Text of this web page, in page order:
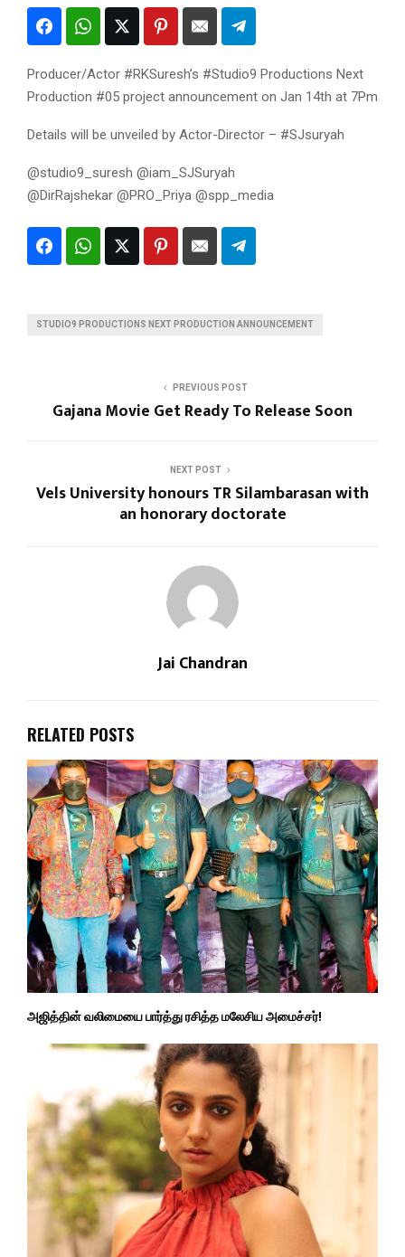
Producer/Actor #RKSuresh’s #Studio9 Productions Next
Production #05 project announcement on Jan 14th at 7Pm
Details will be unveiled by Actor-Director – #SJsuryah
@studio9_suresh @iam_SJSuryah
@DirRajshekar @PRO_Priya @spp_media
STUDIO9 PRODUCTIONS NEXT PRODUCTION ANNOUNCEMENT
PREVIOUS POST
Gajana Movie Get Ready To Release Soon
NEXT POST
Vels University honours TR Silambarasan with
an honorary doctorate
Jai Chandran
RELATED POSTS
அஜித்தின் வலிமையை பார்த்து ரசித்த மலேசிய அமைச்சர்!